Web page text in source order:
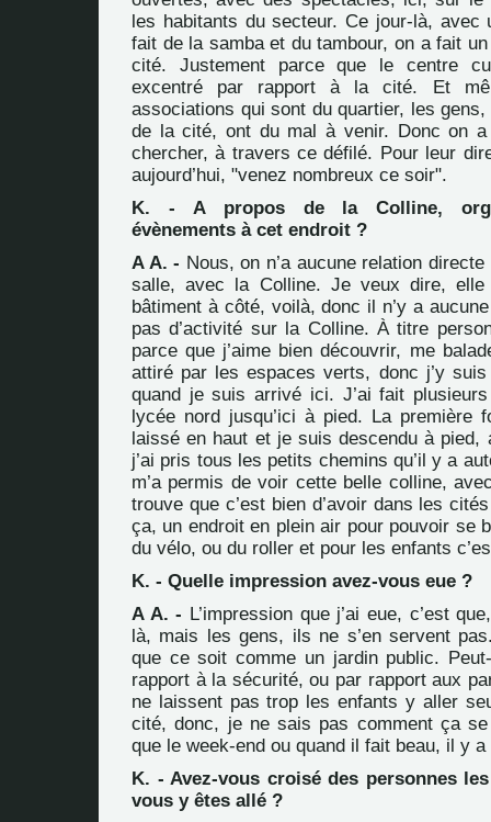
les habitants du secteur. Ce jour-là, avec
fait de la samba et du tambour, on a fait
cité. Justement parce que le centre
excentré par rapport à la cité. Et
associations qui sont du quartier, les
de la cité, ont du mal à venir. Donc on a
chercher, à travers ce défilé. Pour leur
aujourd’hui, "venez nombreux ce soir".
K. - A propos de la Colline,
évènements à cet endroit ?
A A. - Nous, on n’a aucune relation
salle, avec la Colline. Je veux dire,
bâtiment à côté, voilà, donc il n’y a
pas d’activité sur la Colline. À titre
parce que j’aime bien découvrir, me
attiré par les espaces verts, donc j’y
quand je suis arrivé ici. J’ai fait
lycée nord jusqu’ici à pied. La première
laissé en haut et je suis descendu à pied,
j’ai pris tous les petits chemins qu’il y a
m’a permis de voir cette belle colline,
trouve que c’est bien d’avoir dans les
ça, un endroit en plein air pour pouvoir se
du vélo, ou du roller et pour les enfants
K. - Quelle impression avez-vous eue ?
A A. - L’impression que j’ai eue, c’est
là, mais les gens, ils ne s’en servent
que ce soit comme un jardin public.
rapport à la sécurité, ou par rapport aux
ne laissent pas trop les enfants y aller
cité, donc, je ne sais pas comment ça
que le week-end ou quand il fait beau, il y
K. - Avez-vous croisé des personnes
vous y êtes allé ?